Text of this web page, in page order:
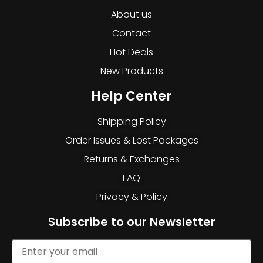
About us
Contact
Hot Deals
New Products
Help Center
Shipping Policy
Order Issues & Lost Packages
Returns & Exchanges
FAQ
Privacy & Policy
Subscribe to our Newsletter